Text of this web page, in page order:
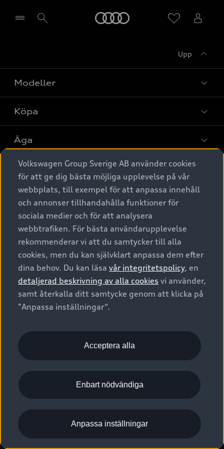
Upp
Modeller
Alla modeller
Elbilar
A6 modellerna
SUV
Avant
Audi Sport
Köpa
Privaterbjudanden
Privatleasing
Nya bilar i lager
Begagnade bilar i lager
Audi approved :plus - så gott som nya
Finansiering
Audi exclusive
Provkörning
Äga
Service & tillbehör
Audi digital services
Originaltillbehör - köp online
Garantier
Försäkring
Digitala manualer för din Audi
Audi Collection – livsstilsartiklar
Vanliga frågor
2G/3G nätet stängs ned - Hur påverkas min bil av detta?
Tjänstebil
Tjänstebil
Business lease online
Företagsleasing
Om Audi Sverige
Kontakta oss
Audi Återförsäljare/-serviceverkstad
myAudi
Pressmeddelanden
Nyhetsbrev
Vårt hållbarhetsarbete
Lediga tjänster huvudkontor
Lediga tjänster hos Audi Återförsäljare
Kommentar till mediauppgifter om dataläcka
© 2026 AUDI SVERIGE. All Rights Reserved.
Utgivare Juridiskt
Juridiskt Audi AG
Juridiskt Audi Digital Giveaway
Anpassa inställningar för cookies
Visselblåsarkanaler
Volkswagen Group Sverige AB använder cookies
för att ge dig bästa möjliga upplevelse på vår
webbplats, till exempel för att anpassa innehåll
och annonser tillhandahålla funktioner för
sociala medier och för att analysera
webbtrafiken. För bästa användarupplevelse
rekommenderar vi att du samtycker till alla
cookies, men du kan självklart anpassa dem efter
dina behov. Du kan läsa vår integritetspolicy, en
detaljerad beskrivning av alla cookies vi använder,
samt återkalla ditt samtycke genom att klicka på
"Anpassa inställningar“.
Acceptera alla
Enbart nödvändiga
Anpassa inställningar